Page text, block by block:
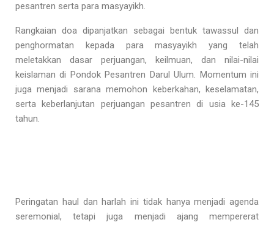
pesantren serta para masyayikh.
Rangkaian doa dipanjatkan sebagai bentuk tawassul dan
penghormatan kepada para masyayikh yang telah
meletakkan dasar perjuangan, keilmuan, dan nilai-nilai
keislaman di Pondok Pesantren Darul Ulum. Momentum ini
juga menjadi sarana memohon keberkahan, keselamatan,
serta keberlanjutan perjuangan pesantren di usia ke-145
tahun.
Peringatan haul dan harlah ini tidak hanya menjadi agenda
seremonial, tetapi juga menjadi ajang mempererat